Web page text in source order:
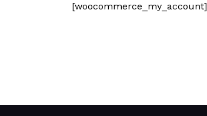
[woocommerce_my_account]